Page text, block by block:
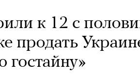
к 12 с
продать